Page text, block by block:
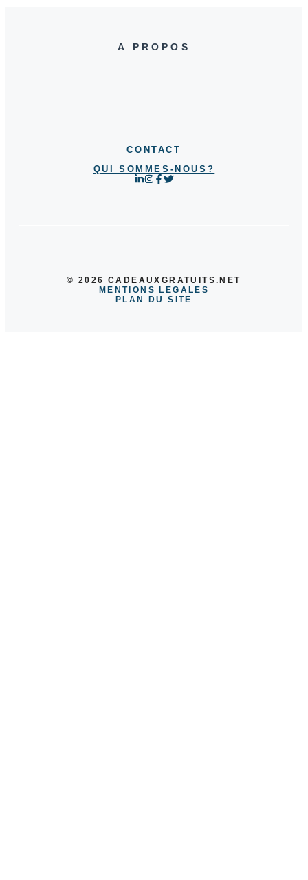
A PROPOS
CONTACT
QUI SOMMES-NOUS?
© 2026 CADEAUXGRATUITS.NET
MENTIONS LEGALES
PLAN DU SITE